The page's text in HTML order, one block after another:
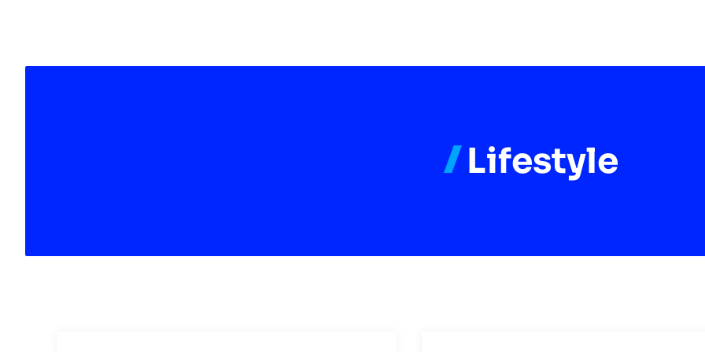
Lifestyle